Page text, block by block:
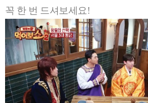
꼭 한 번 드셔보세요!